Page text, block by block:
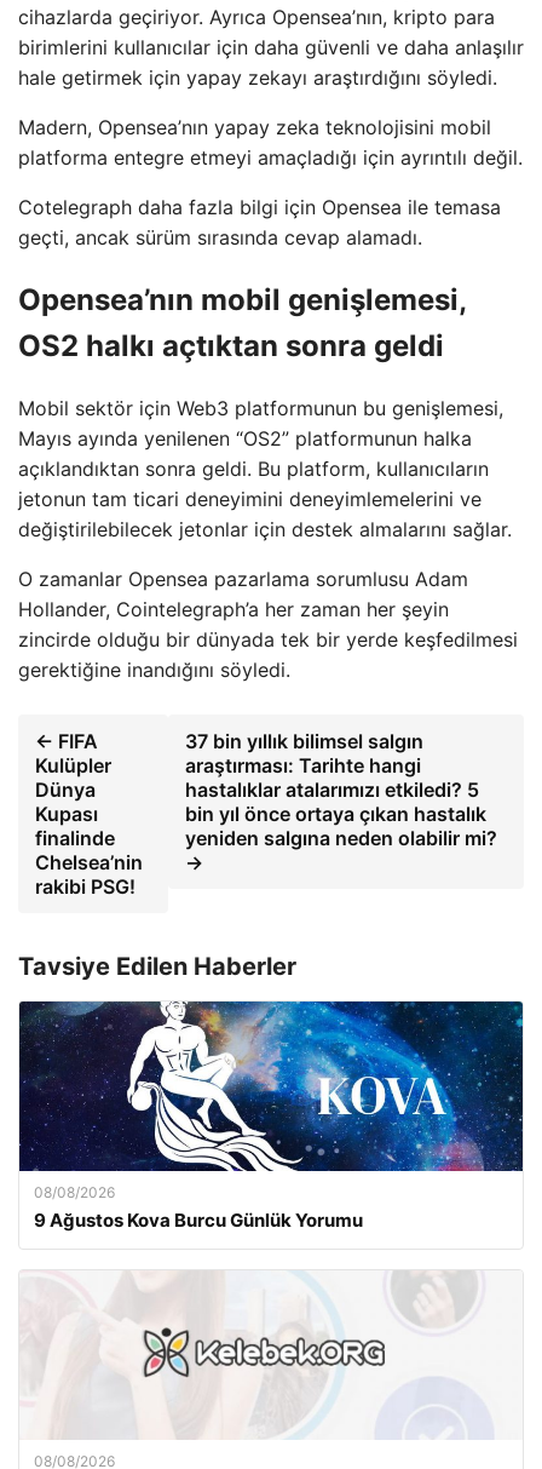
cihazlarda geçiriyor. Ayrıca Opensea’nın, kripto para
birimlerini kullanıcılar için daha güvenli ve daha anlaşılır
hale getirmek için yapay zekayı araştırdığını söyledi.
Madern, Opensea’nın yapay zeka teknolojisini mobil
platforma entegre etmeyi amaçladığı için ayrıntılı değil.
Cotelegraph daha fazla bilgi için Opensea ile temasa
geçti, ancak sürüm sırasında cevap alamadı.
Opensea’nın mobil genişlemesi,
OS2 halkı açtıktan sonra geldi
Mobil sektör için Web3 platformunun bu genişlemesi,
Mayıs ayında yenilenen “OS2” platformunun halka
açıklandıktan sonra geldi. Bu platform, kullanıcıların
jetonun tam ticari deneyimini deneyimlemelerini ve
değiştirilebilecek jetonlar için destek almalarını sağlar.
O zamanlar Opensea pazarlama sorumlusu Adam
Hollander, Cointelegraph’a her zaman her şeyin
zincirde olduğu bir dünyada tek bir yerde keşfedilmesi
gerektiğine inandığını söyledi.
← FIFA
Kulüpler
Dünya
Kupası
finalinde
Chelsea’nin
rakibi PSG!
37 bin yıllık bilimsel salgın
araştırması: Tarihte hangi
hastalıklar atalarımızı etkiledi? 5
bin yıl önce ortaya çıkan hastalık
yeniden salgına neden olabilir mi?
→
Tavsiye Edilen Haberler
08/08/2026
9 Ağustos Kova Burcu Günlük Yorumu
08/08/2026